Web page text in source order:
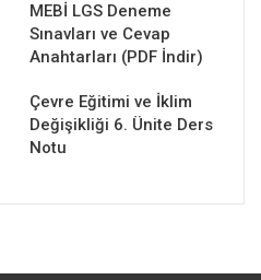
MEBİ LGS Deneme
Sınavları ve Cevap
Anahtarları (PDF İndir)
Çevre Eğitimi ve İklim
Değişikliği 6. Ünite Ders
Notu